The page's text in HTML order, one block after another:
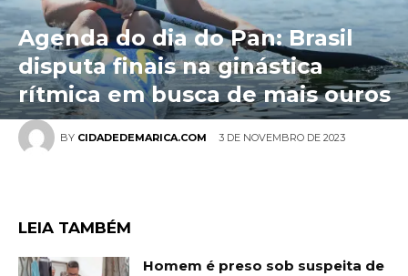
BY CIDADEDEMARICA.COM 3 DE NOVEMBRO DE 2023
Agenda do dia do Pan: Brasil
disputa finais na ginástica
rítmica em busca de mais ouros
LEIA TAMBÉM
Homem é preso sob suspeita de